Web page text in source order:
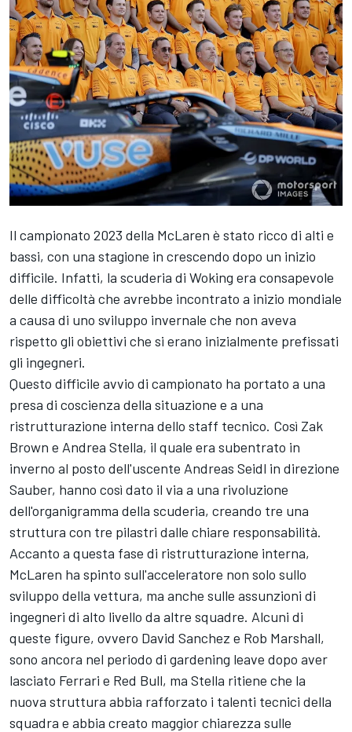
Il campionato 2023 della McLaren è stato ricco di alti e
bassi, con una stagione in crescendo dopo un inizio
difficile. Infatti, la scuderia di Woking era consapevole
delle difficoltà che avrebbe incontrato a inizio mondiale
a causa di uno sviluppo invernale che non aveva
rispetto gli obiettivi che si erano inizialmente prefissati
gli ingegneri.
Questo difficile avvio di campionato ha portato a una
presa di coscienza della situazione e a una
ristrutturazione interna dello staff tecnico. Così Zak
Brown e Andrea Stella, il quale era subentrato in
inverno al posto dell'uscente Andreas Seidl in direzione
Sauber, hanno così dato il via a una rivoluzione
dell'organigramma della scuderia, creando tre una
struttura con tre pilastri dalle chiare responsabilità.
Accanto a questa fase di ristrutturazione interna,
McLaren ha spinto sull'acceleratore non solo sullo
sviluppo della vettura, ma anche sulle assunzioni di
ingegneri di alto livello da altre squadre. Alcuni di
queste figure, ovvero David Sanchez e Rob Marshall,
sono ancora nel periodo di gardening leave dopo aver
lasciato Ferrari e Red Bull, ma Stella ritiene che la
nuova struttura abbia rafforzato i talenti tecnici della
squadra e abbia creato maggior chiarezza sulle